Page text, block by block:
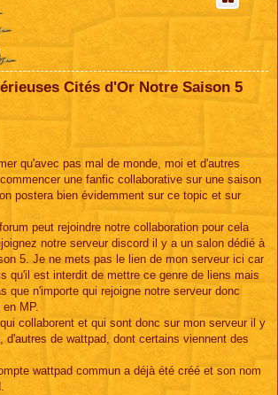
Cités d'Or Notre Saison 5
qu'avec pas mal de monde, moi et d'autres
une fanfic collaborative sur une saison
postera bien évidemment sur ce topic et sur
peut rejoindre notre collaboration pour cela
notre serveur discord il y a un salon dédié à
5. Je ne mets pas le lien de mon serveur ici car
qu'il est interdit de mettre ce genre de liens mais
que n'importe qui rejoigne notre serveur donc
MP.
collaborent et qui sont donc sur mon serveur il y
d'autres de wattpad, dont certains viennent des
wattpad commun a déjà été créé et son nom